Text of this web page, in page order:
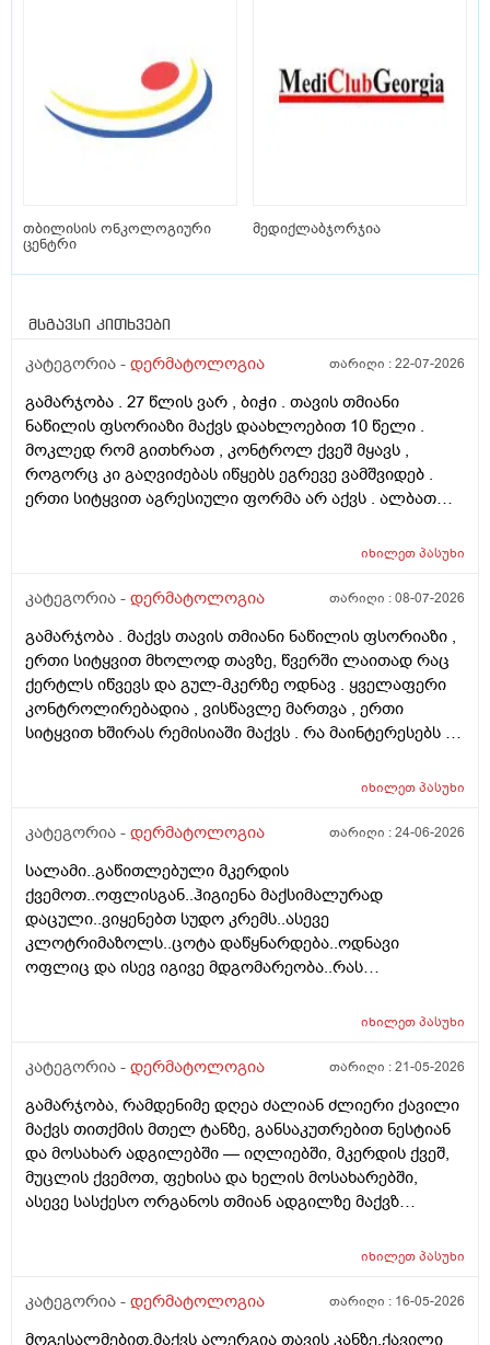
თბილისის ონკოლოგიური
ცენტრი
მედიქლაბჯორჯია
მსგავსი კითხვები
კატეგორია - დერმატოლოგია თარიღი :22-07-2026
გამარჯობა . 27 წლის ვარ , ბიჭი . თავის თმიანი
ნაწილის ფსორიაზი მაქვს დაახლოებით 10 წელი .
მოკლედ რომ გითხრათ , კონტროლ ქვეშ მყავს ,
როგორც კი გაღვიძებას იწყებს ეგრევე ვამშვიდებ .
ერთი სიტყვით აგრესიული ფორმა არ აქვს . ალბათ
ასაკი და გენეტიკა , ზუსტად ვერ გეტყვით მაგრამ
შუბლის ხაზიც გადაწეულია უკვე აშკარად . ჩემი
ჩამატება და გახშირება , თუ არის მიზანშეწონილი და
გამართლებილი სკალპის ფსორიაზის დროს ? არ
მინდა რომ ამ პროცედურებმა კიდევ უფრო
გამიღიანოს . თუ გააგრძელებს იმავე ფორმით
არსებობას თანახმა ვარ ერთი სიტყით . მოკლედ
ფსორიაზის დროს და არის თუ არა პრაქტიკაში ვინც
გაღიზიანებულა კიდე უფრო . მადლონა წინასწარ !
იხილეთპასუხი
კატეგორია - დერმატოლოგია თარიღი :08-07-2026
გამარჯობა . მაქვს თავის თმიანი ნაწილის ფსორიაზი ,
ერთი სიტყვით მხოლოდ თავზე, წვერში ლაითად რაც
ქერტლს იწვევს და გულ-მკერზე ოდნავ . ყველაფერი
კონტროლირებადია , ვისწავლე მართვა , ერთი
სიტყვით ხშირას რემისიაში მაქვს . რა მაინტერესებს -
კისერი , ყელი , მუცელი , საჯდომი , ხელი , ფეხი და ა.შ
და ყელზე და დაახლოებით 2 წელია გავწყვიტე ,
ვარ . ვიღაცამ მითხრა შესაძლოა ეპილაციამ
გააღიაზიანოს და მანდაც გამოვიდესო , შიშმა ამიტანა
. სხვადასხვა ვერსია მესმის , ზოგი ამბობს არანაირი
ახალი კერების გაჩენა , ზოგიც კი პირიქით . იქნებ
თქვენ მითხრათ ღირს გაგრძელება ? რისკი
იხილეთპასუხი
კატეგორია - დერმატოლოგია თარიღი :24-06-2026
სალამი..გაწითლებული მკერდის
ქვემოთ..ოფლისგან..ჰიგიენა მაქსიმალურად
დაცული..ვიყენებთ სუდო კრემს..ასევე
კლოტრიმაზოლს..ცოტა დაწყნარდება..ოდნავი
ოფლიც და ისევ იგივე მდგომარეობა..რას
იხილეთპასუხი
კატეგორია - დერმატოლოგია თარიღი :21-05-2026
გამარჯობა, რამდენიმე დღეა ძალიან ძლიერი ქავილი
მაქვს თითქმის მთელ ტანზე, განსაკუთრებით ნესტიან
და მოსახარ ადგილებში — იღლიებში, მკერდის ქვეშ,
მუცლის ქვემოთ, ფეხისა და ხელის მოსახარებში,
ასევე სასქესო ორგანოს თმიან ადგილზე მაქვზ
გაღიზიანება თავზე და ყურებში. ქავილი ზოგჯერ
მაინტერესებს, რისი ბრალი შეიძლება იყოს და რას
იხილეთპასუხი
კატეგორია - დერმატოლოგია თარიღი : 16-05-2026
მოგესალმებით,მაქვს ალერგია თავის კანზე,ქავილი